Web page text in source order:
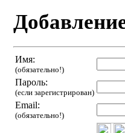
Имя:
(обязательно!)
Пароль:
(если зарегистрирован)
Email:
(обязательно!)